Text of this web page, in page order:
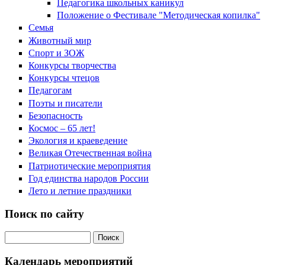
Педагогика школьных каникул
Положение о Фестивале "Методическая копилка"
Семья
Животный мир
Спорт и ЗОЖ
Конкурсы творчества
Конкурсы чтецов
Педагогам
Поэты и писатели
Безопасность
Космос – 65 лет!
Экология и краеведение
Великая Отечественная война
Патриотические мероприятия
Год единства народов России
Лето и летние праздники
Поиск по сайту
Календарь мероприятий